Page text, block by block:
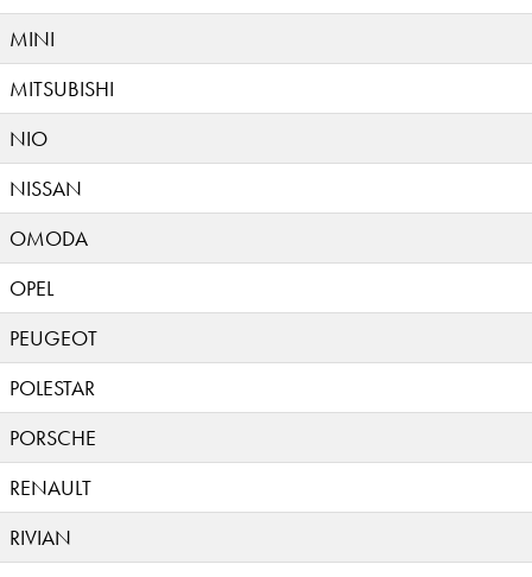
MINI
MITSUBISHI
NIO
NISSAN
OMODA
OPEL
PEUGEOT
POLESTAR
PORSCHE
RENAULT
RIVIAN